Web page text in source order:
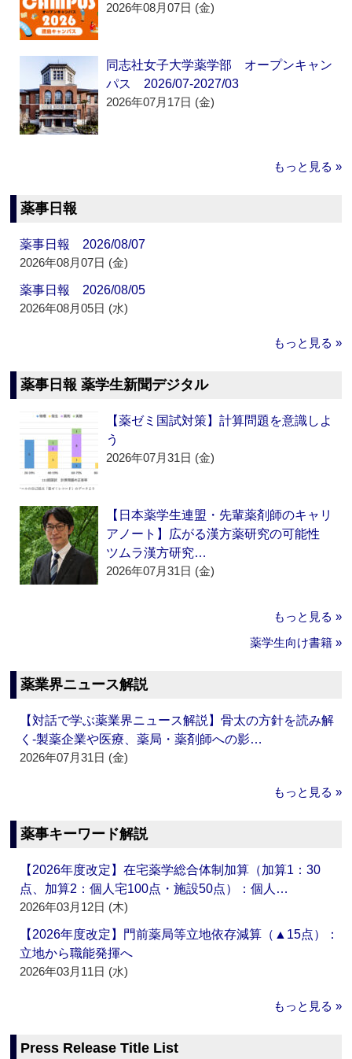
2026年08月07日 (金)
同志社女子大学薬学部 オープンキャン
パス 2026/07-2027/03
2026年07月17日 (金)
もっと見る »
薬事日報
薬事日報 2026/08/07
2026年08月07日 (金)
薬事日報 2026/08/05
2026年08月05日 (水)
もっと見る »
薬事日報 薬学生新聞デジタル
【薬ゼミ国試対策】計算問題を意識しよ
う
2026年07月31日 (金)
【日本薬学生連盟・先輩薬剤師のキャリ
アノート】広がる漢方薬研究の可能性
ツムラ漢方研究…
2026年07月31日 (金)
もっと見る »
薬学生向け書籍 »
薬業界ニュース解説
【対話で学ぶ薬業界ニュース解説】骨太の方針を読み解
く‐製薬企業や医療、薬局・薬剤師への影…
2026年07月31日 (金)
もっと見る »
薬事キーワード解説
【2026年度改定】在宅薬学総合体制加算（加算1：30
点、加算2：個人宅100点・施設50点）：個人…
2026年03月12日 (木)
【2026年度改定】門前薬局等立地依存減算（▲15点）：
立地から職能発揮へ
2026年03月11日 (水)
もっと見る »
Press Release Title List